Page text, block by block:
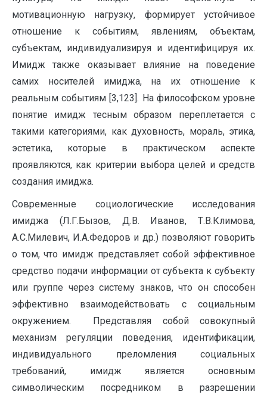
мотивационную нагрузку, формирует устойчивое
отношение к событиям, явлениям, объектам,
субъектам, индивидуализируя и идентифицируя их.
Имидж также оказывает влияние на поведение
самих носителей имиджа, на их отношение к
реальным событиям [3,123]. На философском уровне
понятие имидж тесным образом переплетается с
такими категориями, как духовность, мораль, этика,
эстетика, которые в практическом аспекте
проявляются, как критерии выбора целей и средств
создания имиджа.
Современные социологические исследования
имиджа (Л.Г.Бызов, Д.В. Иванов, Т.В.Климова,
А.С.Милевич, И.А.Федоров и др.) позволяют говорить
о том, что имидж представляет собой эффективное
средство подачи информации от субъекта к субъекту
или группе через систему знаков, что он способен
эффективно взаимодействовать с социальным
окружением. Представляя собой совокупный
механизм регуляции поведения, идентификации,
индивидуального преломления социальных
требований, имидж является основным
символическим посредником в разрешении